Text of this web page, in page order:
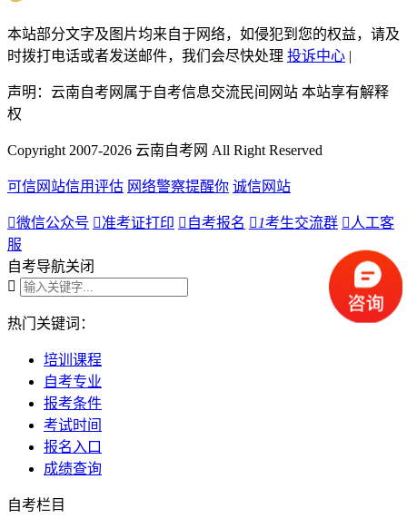
本站部分文字及图片均来自于网络，如侵犯到您的权益，请及
时拨打电话或者发送邮件，我们会尽快处理 投诉中心 |
声明：云南自考网属于自考信息交流民间网站 本站享有解释
权
Copyright 2007-2026 云南自考网 All Right Reserved
可信网站信用评估 网络警察提醒你 诚信网站
微信公众号 准考证打印  自考报名  1考生交流群  人工客
服
自考导航关闭

热门关键词：
培训课程
自考专业
报考条件
考试时间
报名入口
成绩查询
自考栏目